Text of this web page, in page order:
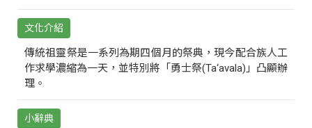
文化介紹
傳統祖靈祭是一系列為期四個月的祭典，現今配合族人工
作求學濃縮為一天，並特別將「勇士祭(Ta‘avala)」凸顯辦
理。
小辭典